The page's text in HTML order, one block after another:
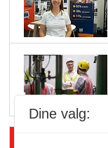
Dine valg: